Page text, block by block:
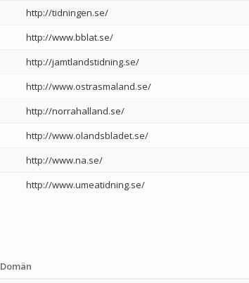
http://tidningen.se/
http://www.bblat.se/
http://jamtlandstidning.se/
http://www.ostrasmaland.se/
http://norrahalland.se/
http://www.olandsbladet.se/
http://www.na.se/
http://www.umeatidning.se/
Domän